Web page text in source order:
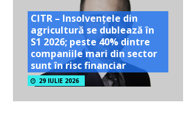
CITR – Insolvențele din
agricultură se dublează în
S1 2026; peste 40% dintre
companiile mari din sector
sunt în risc financiar
29 IULIE 2026